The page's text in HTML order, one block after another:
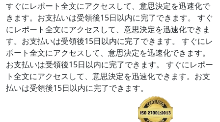
すぐにレポート全文にアクセスして、意思決定を迅速化で
きます。お支払いは受領後15日以内に完了できます。
すぐ
にレポート全文にアクセスして、意思決定を迅速化できま
す。お支払いは受領後15日以内に完了できます。
すぐにレ
ポート全文にアクセスして、意思決定を迅速化できます。
お支払いは受領後15日以内に完了できます。
すぐにレポー
ト全文にアクセスして、意思決定を迅速化できます。お支
払いは受領後15日以内に完了できます。